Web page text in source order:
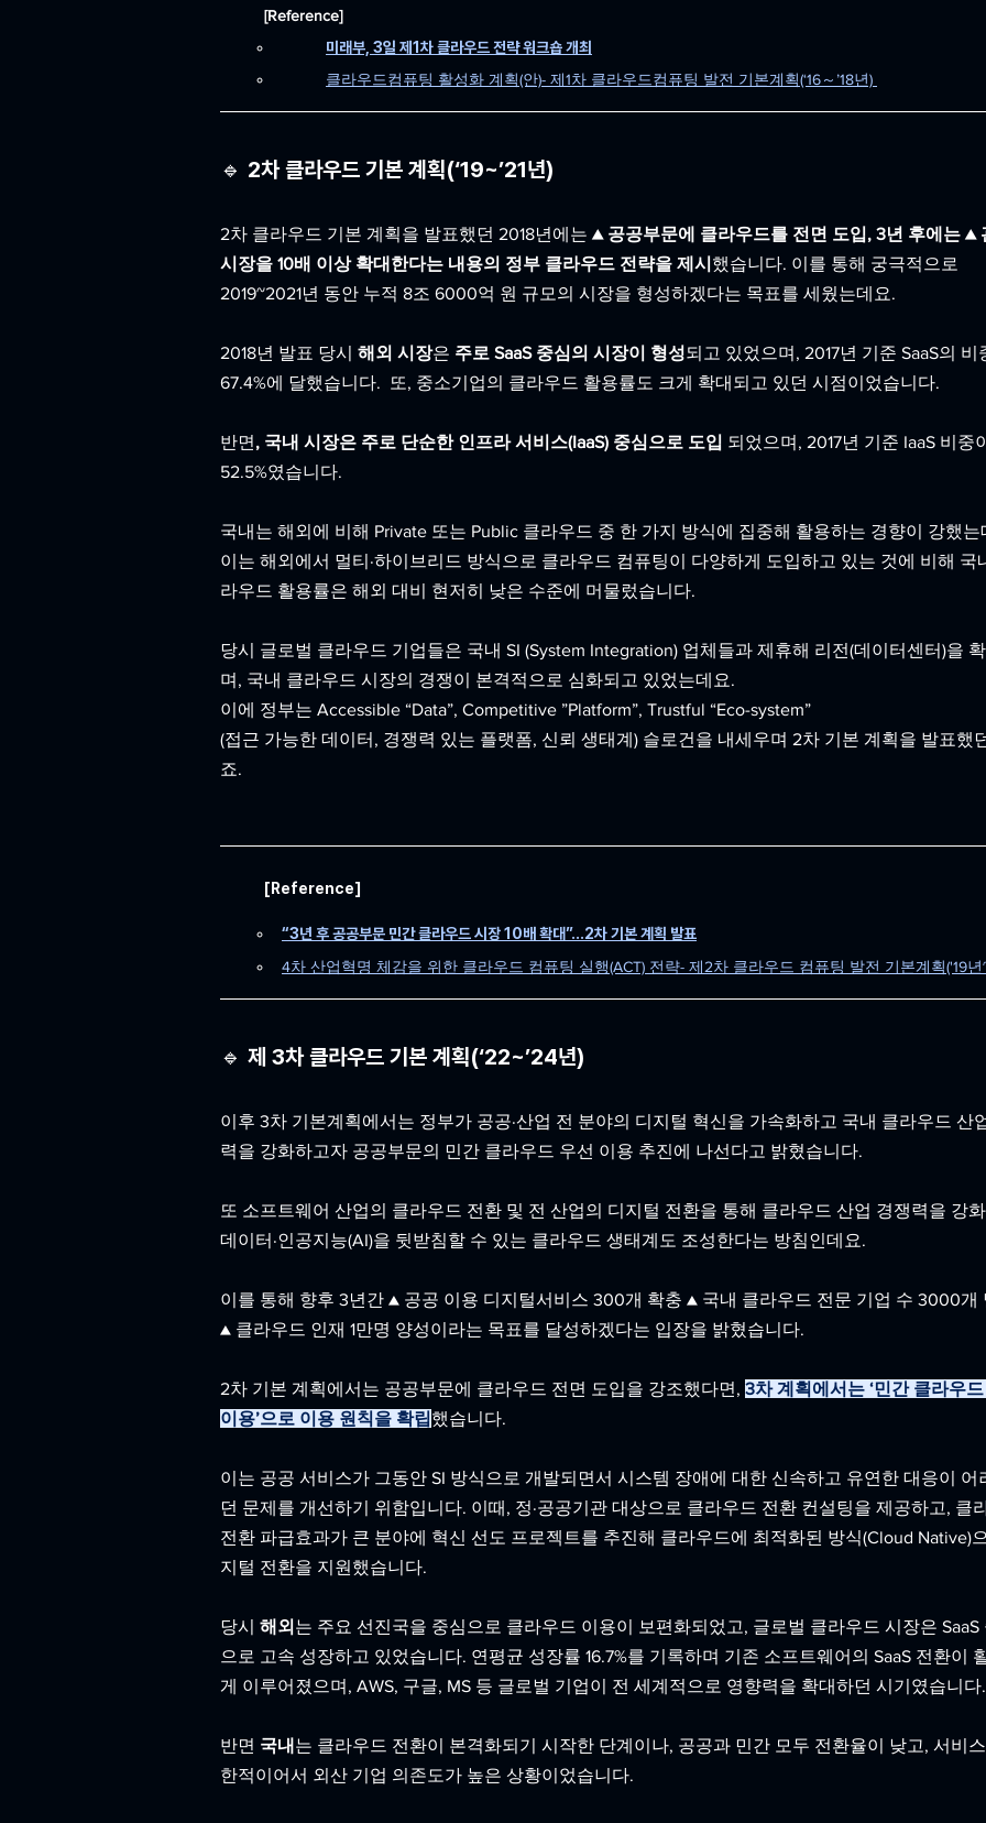
[Reference]
미래부, 3일 제1차 클라우드 전략 워크숍 개최
클라우드컴퓨팅 활성화 계획(안)- 제1차 클라우드컴퓨팅 발전 기본계획(‘16～’18년)
🔹 2차 클라우드 기본 계획(‘19~’21년)
2차 클라우드 기본 계획을 발표했던 2018년에는 ▲ 공공부문에 클라우드를 전면 도입, 3년 후에는 ▲
시장을 10배 이상 확대한다는 내용의 정부 클라우드 전략을 제시 했습니다. 이를 통해 궁극적으로
2019~2021년 동안 누적 8조 6000억 원 규모의 시장을 형성하겠다는 목표를 세웠는데요.
2018년 발표 당시 해외 시장은 주로 SaaS 중심의 시장이 형성되고 있었으며, 2017년 기준 SaaS의 비
67.4%에 달했습니다.  또, 중소기업의 클라우드 활용률도 크게 확대되고 있던 시점이었습니다.
반면 , 국내 시장은 주로 단순한 인프라 서비스(IaaS) 중심으로 도입 되었으며, 2017년 기준 IaaS 비중
52.5%였습니다.
국내는 해외에 비해 Private 또는 Public 클라우드 중 한 가지 방식에 집중해 활용하는 경향이 강했는
이는 해외에서 멀티·하이브리드 방식으로 클라우드 컴퓨팅이 다양하게 도입하고 있는 것에 비해 국
라우드 활용률은 해외 대비 현저히 낮은 수준에 머물렀습니다.
당시 글로벌 클라우드 기업들은 국내 SI (System Integration) 업체들과 제휴해 리전(데이터센터)을
며, 국내 클라우드 시장의 경쟁이 본격적으로 심화되고 있었는데요.
이에 정부는 Accessible “Data”, Competitive ”Platform”, Trustful “Eco-system”
(접근 가능한 데이터, 경쟁력 있는 플랫폼, 신뢰 생태계) 슬로건을 내세우며 2차 기본 계획을 발표했
죠.
[Reference]
“3년 후 공공부문 민간 클라우드 시장 10배 확대”…2차 기본 계획 발표
4차 산업혁명 체감을 위한 클라우드 컴퓨팅 실행(ACT) 전략- 제2차 클라우드 컴퓨팅 발전 기본계획('19년
🔹 제 3차 클라우드 기본 계획(‘22~’24년)
이후 3차 기본계획에서는 정부가 공공·산업 전 분야의 디지털 혁신을 가속화하고 국내 클라우드 산
력을 강화하고자 공공부문의 민간 클라우드 우선 이용 추진에 나선다고 밝혔습니다.
또 소프트웨어 산업의 클라우드 전환 및 전 산업의 디지털 전환을 통해 클라우드 산업 경쟁력을 강
데이터·인공지능(AI)을 뒷받침할 수 있는 클라우드 생태계도 조성한다는 방침인데요.
이를 통해 향후 3년간 ▲ 공공 이용 디지털서비스 300개 확충 ▲ 국내 클라우드 전문 기업 수 3000개
▲ 클라우드 인재 1만명 양성이라는 목표를 달성하겠다는 입장을 밝혔습니다.
2차 기본 계획에서는 공공부문에 클라우드 전면 도입을 강조했다면 , 3차 계획에서는 ‘민간 클라우드
이용’으로 이용 원칙을 확립했습니다.
이는 공공 서비스가 그동안 SI 방식으로 개발되면서 시스템 장애에 대한 신속하고 유연한 대응이 어
던 문제를 개선하기 위함입니다. 이때, 정·공공기관 대상으로 클라우드 전환 컨설팅을 제공하고, 클
전환 파급효과가 큰 분야에 혁신 선도 프로젝트를 추진해 클라우드에 최적화된 방식(Cloud Native)
지털 전환을 지원했습니다.
당시 해외 는 주요 선진국을 중심으로 클라우드 이용이 보편화되었고, 글로벌 클라우드 시장은 SaaS
으로 고속 성장하고 있었습니다. 연평균 성장률 16.7%를 기록하며 기존 소프트웨어의 SaaS 전환이
게 이루어졌으며, AWS, 구글, MS 등 글로벌 기업이 전 세계적으로 영향력을 확대하던 시기였습니다.
반면 국내 는 클라우드 전환이 본격화되기 시작한 단계이나, 공공과 민간 모두 전환율이 낮고, 서비스
한적이어서 외산 기업 의존도가 높은 상황이었습니다.